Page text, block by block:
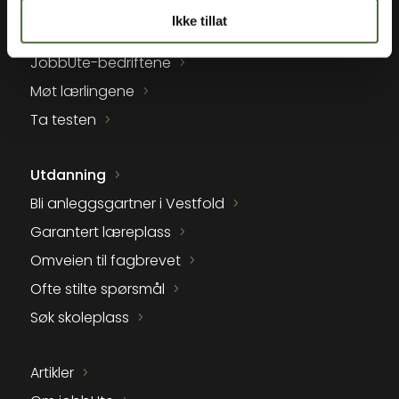
Ikke tillat
JobbUte-bedriftene
Møt lærlingene
Ta testen
Utdanning
Bli anleggsgartner i Vestfold
Garantert læreplass
Omveien til fagbrevet
Ofte stilte spørsmål
Søk skoleplass
Artikler